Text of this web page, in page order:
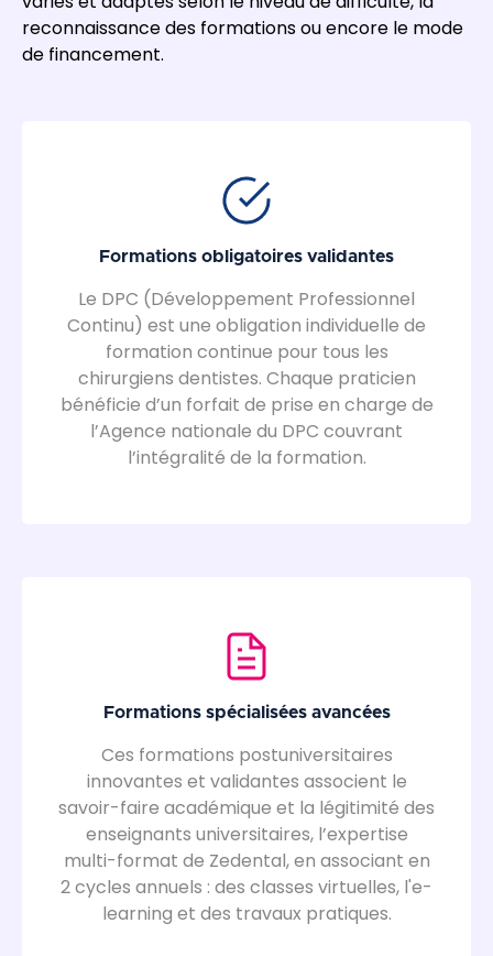
reconnaissance des formations ou encore le mode
de financement.
Formations obligatoires validantes
Le DPC (Développement Professionnel
Continu) est une obligation individuelle de
formation continue pour tous les
chirurgiens dentistes. Chaque praticien
bénéficie d’un forfait de prise en charge de
l’Agence nationale du DPC couvrant
l’intégralité de la formation.
Formations spécialisées avancées
Ces formations postuniversitaires
innovantes et validantes associent le
savoir-faire académique et la légitimité des
enseignants universitaires, l’expertise
multi-format de Zedental, en associant en
2 cycles annuels : des classes virtuelles, l'e-
learning et des travaux pratiques.